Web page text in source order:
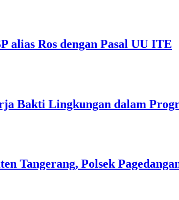
alias Ros dengan Pasal UU ITE
Bakti Lingkungan dalam
Tangerang, Polsek